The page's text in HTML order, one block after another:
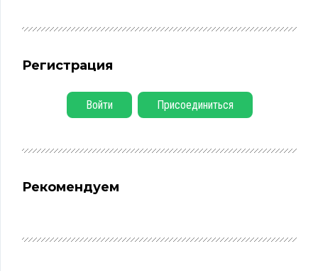
Регистрация
Войти Присоединиться
Рекомендуем